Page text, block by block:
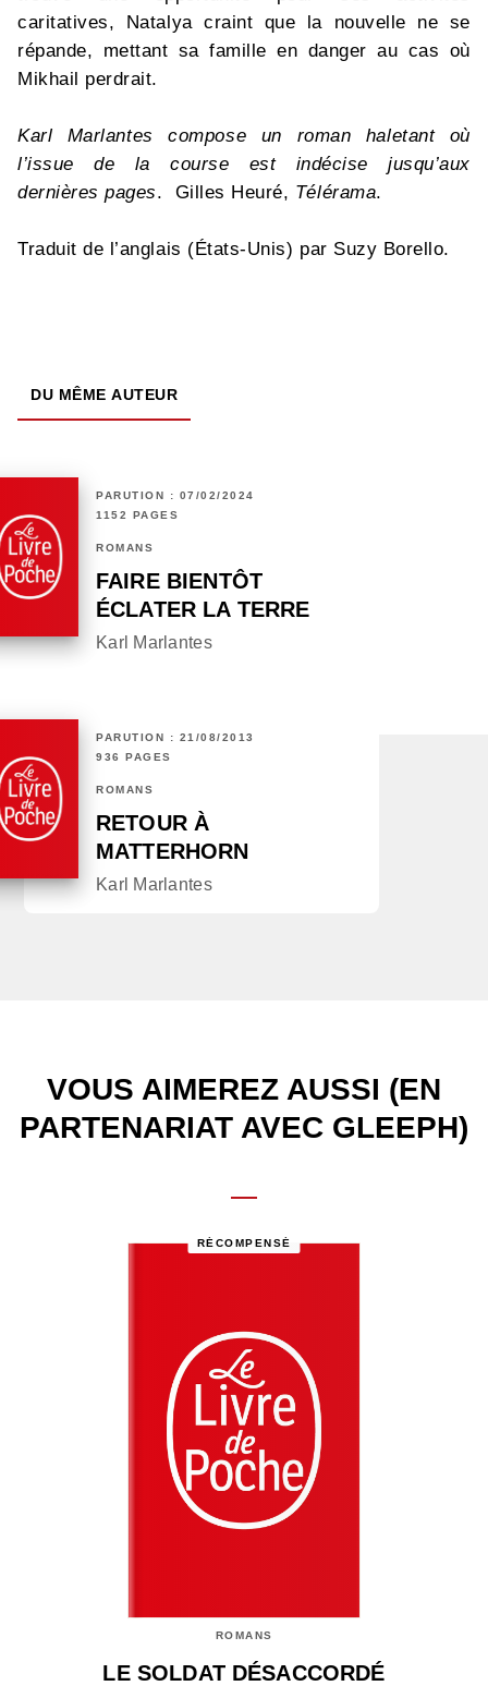
caritatives, Natalya craint que la nouvelle ne se
répande, mettant sa famille en danger au cas où
Mikhail perdrait.
Karl Marlantes compose un roman haletant où
l’issue de la course est indécise jusqu’aux
dernières pages. Gilles Heuré, Télérama.
Traduit de l’anglais (États-Unis) par Suzy Borello.
DU MÊME AUTEUR
PARUTION : 07/02/2024
1152 PAGES
ROMANS
FAIRE BIENTÔT
ÉCLATER LA TERRE
Karl Marlantes
PARUTION : 21/08/2013
936 PAGES
ROMANS
RETOUR À
MATTERHORN
Karl Marlantes
VOUS AIMEREZ AUSSI (EN
PARTENARIAT AVEC GLEEPH)
RÉCOMPENSÉ
ROMANS
LE SOLDAT DÉSACCORDÉ